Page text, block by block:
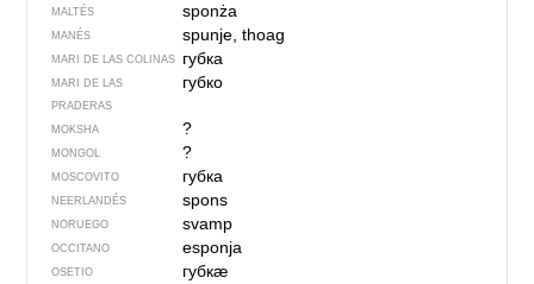
MALTÉS sponża
MANÉS spunje, thoag
MARI DE LAS COLINAS губка
MARI DE LAS
PRADERAS
губко
MOKSHA ?
MONGOL ?
MOSCOVITO губка
NEERLANDÉS spons
NORUEGO svamp
OCCITANO esponja
OSETIO губкӕ